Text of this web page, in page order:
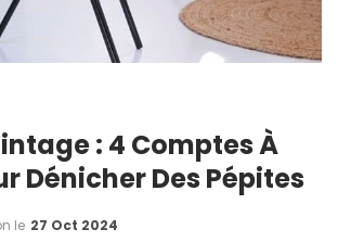
: 4 Comptes À
Dénicher Des Pépites
le 27 Oct 2024